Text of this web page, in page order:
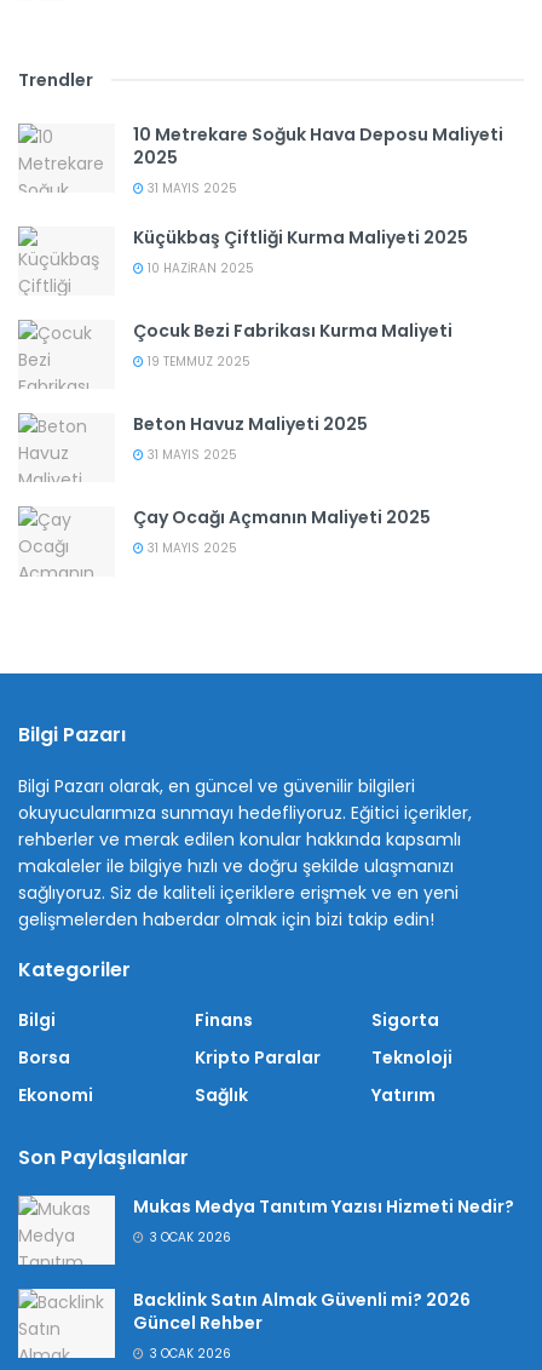
Trendler
10 Metrekare Soğuk Hava Deposu Maliyeti
2025
31 MAYIS 2025
Küçükbaş Çiftliği Kurma Maliyeti 2025
10 HAZIRAN 2025
Çocuk Bezi Fabrikası Kurma Maliyeti
19 TEMMUZ 2025
Beton Havuz Maliyeti 2025
31 MAYIS 2025
Çay Ocağı Açmanın Maliyeti 2025
31 MAYIS 2025
Bilgi Pazarı
Bilgi Pazarı olarak, en güncel ve güvenilir bilgileri
okuyucularımıza sunmayı hedefliyoruz. Eğitici içerikler,
rehberler ve merak edilen konular hakkında kapsamlı
makaleler ile bilgiye hızlı ve doğru şekilde ulaşmanızı
sağlıyoruz. Siz de kaliteli içeriklere erişmek ve en yeni
gelişmelerden haberdar olmak için bizi takip edin!
Kategoriler
Bilgi
Borsa
Ekonomi
Finans
Kripto Paralar
Sağlık
Sigorta
Teknoloji
Yatırım
Son Paylaşılanlar
Mukas Medya Tanıtım Yazısı Hizmeti Nedir?
3 OCAK 2026
Backlink Satın Almak Güvenli mi? 2026
Güncel Rehber
3 OCAK 2026